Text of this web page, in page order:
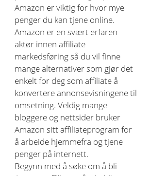
Amazon er viktig for hvor mye
penger du kan tjene online.
Amazon er en svært erfaren
aktør innen affiliate
markedsføring så du vil finne
mange alternativer som gjør det
enkelt for deg som affiliate å
konvertere annonsevisningene til
omsetning. Veldig mange
bloggere og nettsider bruker
Amazon sitt affiliateprogram for
å arbeide hjemmefra og tjene
penger på internett.
Begynn med å søke om å bli